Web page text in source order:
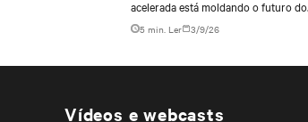
acelerada está moldando o futuro do
desenvolvimento das tecnologias para
data centers, incluindo as principais
e de serviços para dar suporte às
5 min. Ler 3/9/26
Vídeos e webcasts